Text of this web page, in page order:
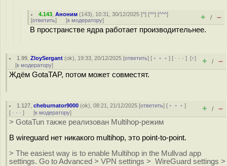
4.143 ,Аноним (143), 10:31, 30/12/2025 [^] [^^] [^^^]
[ответить] [к модератору] + / –
В пространстве ядра работает производительнее.
1.99 ,ZloySergant (ok), 19:33, 20/12/2025 [ответить] [ ﹢﹢﹢] [ · · ·][↑]
[к модератору] + / –
Ждём GotaTAP, потом может совместят.
1.127 ,cheburnator9000 (ok), 08:21, 21/12/2025 [ответить] [ ﹢﹢﹢]
[ · · · ] [к модератору] + / –
> GotaTun также реализован Multihop-режим
В wireguard нет никакого multihop, это point-to-point.
> The easiest way is to enable Multihop in the Mullvad app
settings. Go to Advanced > VPN settings > WireGuard settings >